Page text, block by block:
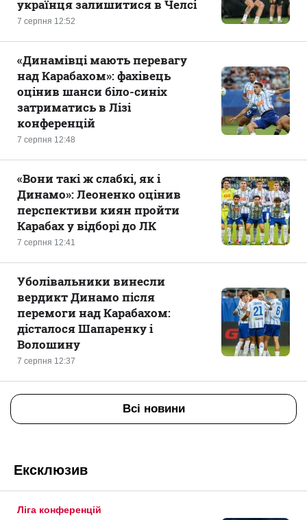
7 серпня 12:52
українця залишитися в Челсі
7 серпня 12:48
«Динамівці мають перевагу
над Карабахом»: фахівець
оцінив шанси біло-синіх
затриматись в Лізі
конференцій
7 серпня 12:41
«Вони такі ж слабкі, як і
Динамо»: Леоненко оцінив
перспективи киян пройти
Карабах у відборі до ЛК
7 серпня 12:37
Уболівальники винесли
вердикт Динамо після
перемоги над Карабахом:
дісталося Шапаренку і
Волошину
Всі новини
Ексклюзив
Ліга конференцій